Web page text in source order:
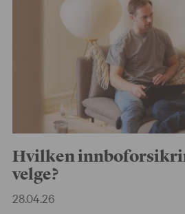
Hvilken
velge?
28.04.26